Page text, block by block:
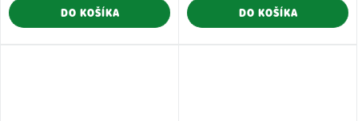
DO KOŠÍKA DO KOŠÍKA